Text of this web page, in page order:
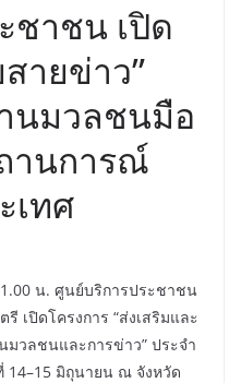
ชาชน เปิด
สายข่าว”
นมวลชนมือ
านการณ์
เทศ
น. ศูนย์บริการประชาชน
เปิดโครงการ “ส่งเสริมและ
วลชนและการข่าว” ประจำ
14–15 มิถุนายน ณ จังหวัด